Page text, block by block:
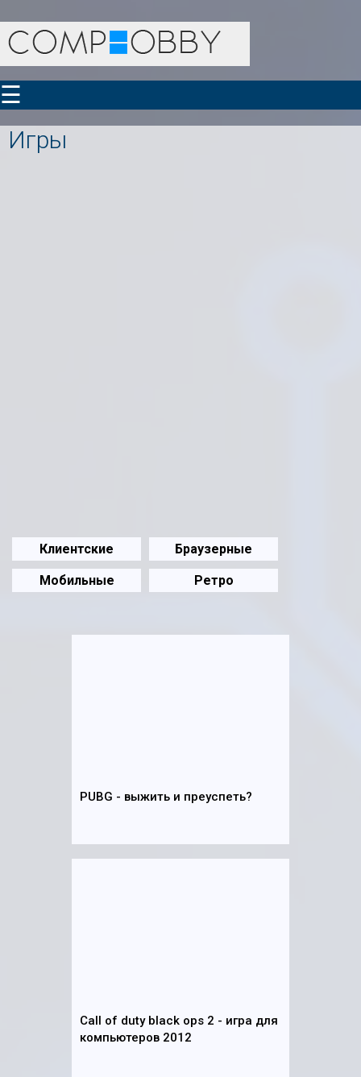
☰
Игры
Клиентские Браузерные
Мобильные Ретро
PUBG - выжить и преуспеть?
Call of duty black ops 2 - игра для
компьютеров 2012